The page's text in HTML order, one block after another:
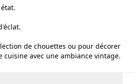
de chouettes ou pour décorer
avec une ambiance vintage.